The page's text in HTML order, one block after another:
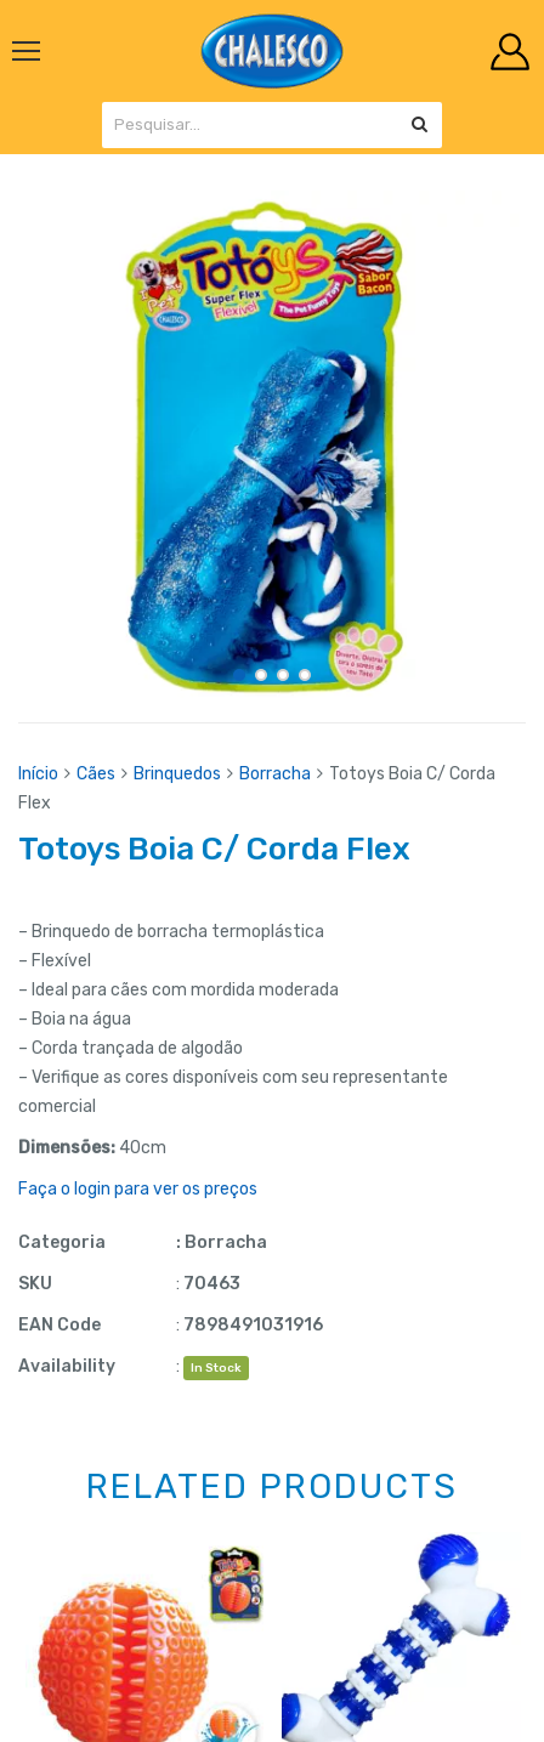
Início Cães Brinquedos Borracha
Totoys Boia C/ Corda
Flex
Totoys Boia C/ Corda Flex
– Brinquedo de borracha termoplástica
– Flexível
– Ideal para cães com mordida moderada
– Boia na água
– Corda trançada de algodão
– Verifique as cores disponíveis com seu representante
comercial
Dimensões: 40cm
Faça o login para ver os preços
Categoria : Borracha
SKU
: 70463
EAN Code
: 7898491031916
Availability
: In Stock
RELATED PRODUCTS